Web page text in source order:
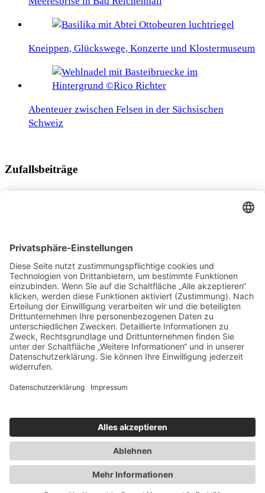
Kneippen, Glückswege, Konzerte und Klostermuseum
Abenteuer zwischen Felsen in der Sächsischen
Schweiz
Zufallsbeiträge
Der Duft des Südens im Tessin
Was gehört in die Reiseapotheke?
Eine Reise durch die baskische Mythologie
Datenschutz| Webseitenübersicht